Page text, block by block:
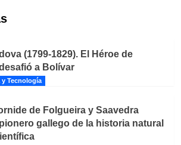
(1799-1829). El Héroe de
a Bolívar
y Tecnología
de Folgueira y Saavedra
gallego de la historia natural